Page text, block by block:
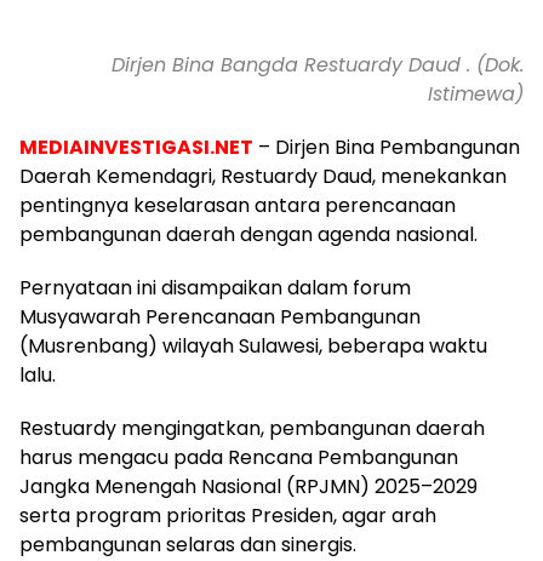
Dirjen Bina Bangda Restuardy Daud . (Dok.
Istimewa)
MEDIAINVESTIGASI.NET – Dirjen Bina Pembangunan
Daerah Kemendagri, Restuardy Daud, menekankan
pentingnya keselarasan antara perencanaan
pembangunan daerah dengan agenda nasional.
Pernyataan ini disampaikan dalam forum
Musyawarah Perencanaan Pembangunan
(Musrenbang) wilayah Sulawesi, beberapa waktu
lalu.
Restuardy mengingatkan, pembangunan daerah
harus mengacu pada Rencana Pembangunan
Jangka Menengah Nasional (RPJMN) 2025–2029
serta program prioritas Presiden, agar arah
pembangunan selaras dan sinergis.